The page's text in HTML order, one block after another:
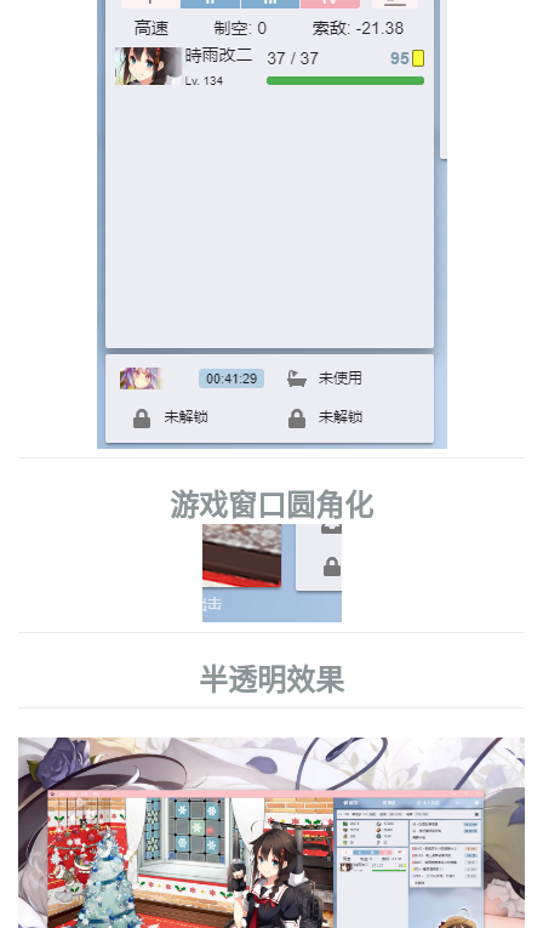
游戏窗口圆角化
半透明效果